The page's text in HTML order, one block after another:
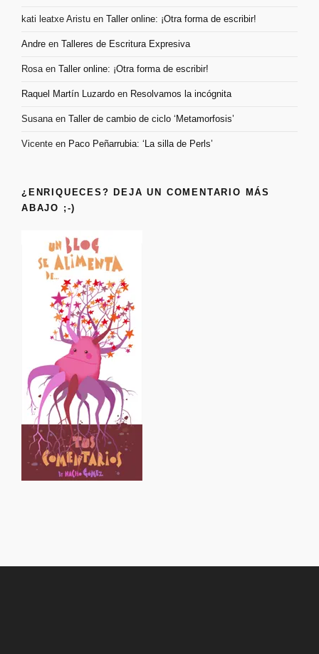
kati leatxe Aristu en Taller online: ¡Otra forma de escribir!
Andre en Talleres de Escritura Expresiva
Rosaen Taller online: ¡Otra forma de escribir!
Raquel Martín Luzardo en Resolvamos la incógnita
Susanaen Taller de cambio de ciclo ‘Metamorfosis’
Vicente en Paco Peñarrubia: ‘La silla de Perls’
¿ENRIQUECES? DEJA UN COMENTARIO MÁS
ABAJO ;-)